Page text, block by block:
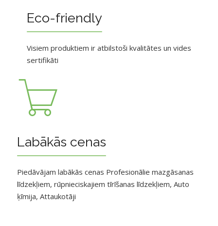
Eco-friendly
Visiem produktiem ir atbilstoši kvalitātes un vides
sertifikāti
Labākās cenas
Piedāvājam labākās cenas Profesionālie mazgāsanas
līdzekļiem, rūpnieciskajiem tīrīšanas līdzekļiem, Auto
ķīmija, Attaukotāji